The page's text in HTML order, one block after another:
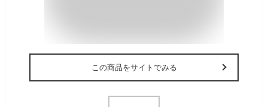
この商品をサイトでみる